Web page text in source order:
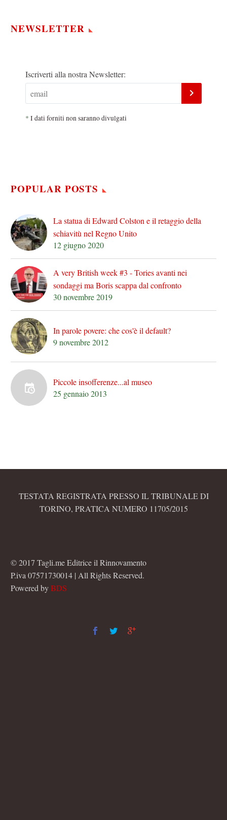
NEWSLETTER
Iscriverti alla nostra Newsletter:
* I dati forniti non saranno divulgati
POPULAR POSTS
La statua di Edward Colston e il retaggio della
schiavitù nel Regno Unito
12 giugno 2020
A very British week #3 - Tories avanti nei
sondaggi ma Boris scappa dal confronto
30 novembre 2019
In parole povere: che cos'è il default?
9 novembre 2012
Piccole insofferenze...al museo
25 gennaio 2013
TESTATA REGISTRATA PRESSO IL TRIBUNALE DI
TORINO, PRATICA NUMERO 11705/2015
© 2017 Tagli.me Editrice il Rinnovamento
P.iva 07571730014 | All Rights Reserved.
Powered byBDS